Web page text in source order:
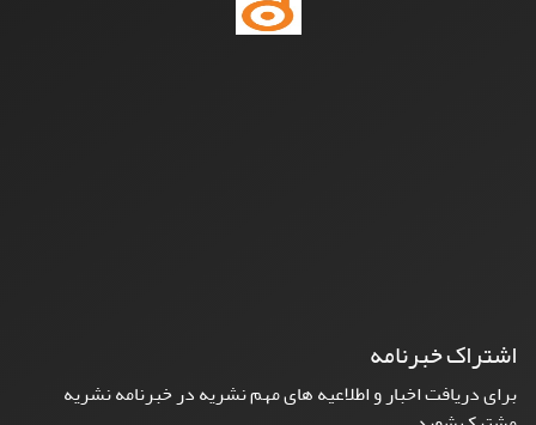
اشتراک خبرنامه
برای دریافت اخبار و اطلاعیه های مهم نشریه در خبرنامه نشریه